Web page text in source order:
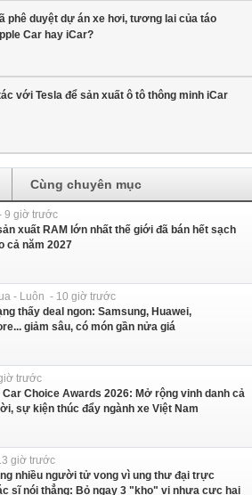
phê duyệt dự án xe hơi, tương lai của táo
Car hay iCar?
với Tesla để sản xuất ô tô thông minh iCar
Cùng chuyên mục
9 giờ trước
xuất RAM lớn nhất thế giới đã bán hết sạch
cả năm 2027
- Luôn - 10 giờ trước
thấy deal ngon: Samsung, Huawei,
giảm sâu, có món gần nửa giá
trước
Car Choice Awards 2026: Mở rộng vinh danh cả
sự kiện thúc đẩy ngành xe Việt Nam
giờ trước
nhiều người tử vong vì ung thư đại trực
sĩ nói thẳng: Bỏ ngay 3 "kho" vi nhựa cực hại